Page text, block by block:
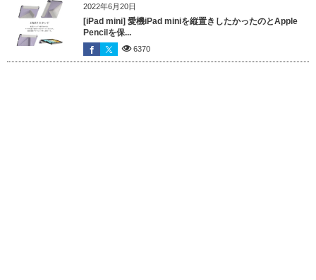
2022年6月20日
[iPad mini] 愛機iPad miniを縦置きしたかったのとApple
Pencilを保...
6370